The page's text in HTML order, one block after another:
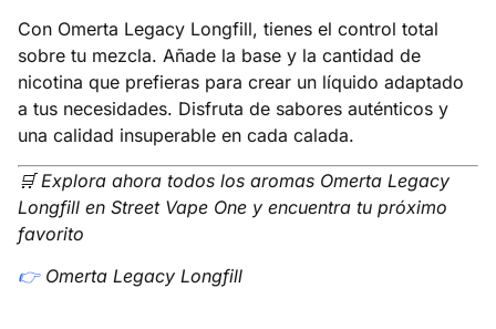
Con Omerta Legacy Longfill, tienes el control total
sobre tu mezcla. Añade la base y la cantidad de
nicotina que prefieras para crear un líquido adaptado
a tus necesidades. Disfruta de sabores auténticos y
una calidad insuperable en cada calada.
🛒 Explora ahora todos los aromas Omerta Legacy
Longfill en Street Vape One y encuentra tu próximo
favorito
👉 Omerta Legacy Longfill